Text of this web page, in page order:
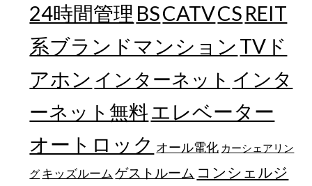
24時間管理 BSCATVCS REIT
系ブランドマンション TVド
アホン インターネット インタ
ーネット無料エレベーター
オートロック オール電化 カーシェアリン
グ キッズルーム ゲストルーム コンシェルジ